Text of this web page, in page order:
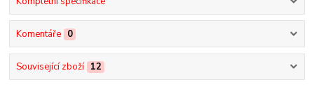
Komentáře 0
Související zboží 12